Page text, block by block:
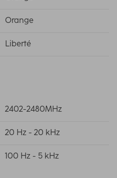
Orange
Liberté
2402-2480MHz
20 Hz - 20 kHz
100 Hz - 5 kHz